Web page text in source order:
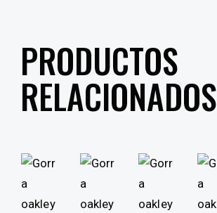
PRODUCTOS
RELACIONADOS